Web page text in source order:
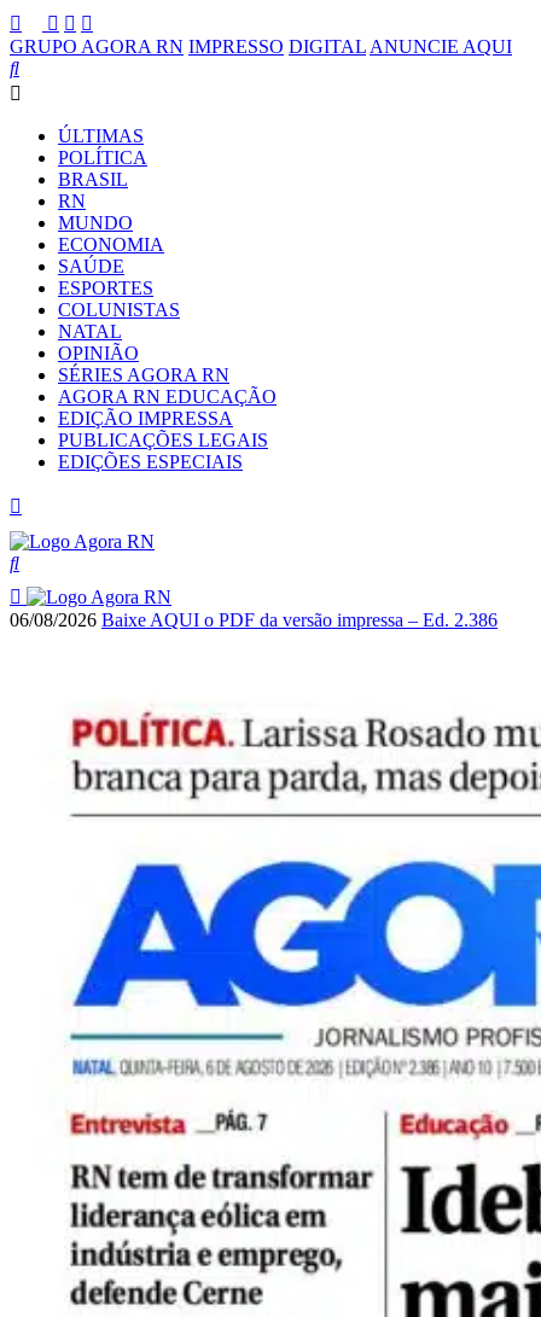
GRUPO AGORA RN IMPRESSO DIGITAL ANUNCIE AQUI
ÚLTIMAS
POLÍTICA
BRASIL
RN
MUNDO
ECONOMIA
SAÚDE
ESPORTES
COLUNISTAS
NATAL
OPINIÃO
SÉRIES AGORA RN
AGORA RN EDUCAÇÃO
EDIÇÃO IMPRESSA
PUBLICAÇÕES LEGAIS
EDIÇÕES ESPECIAIS
06/08/2026 Baixe AQUI o PDF da versão impressa – Ed. 2.386